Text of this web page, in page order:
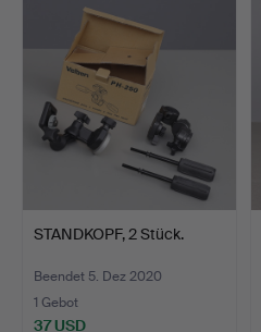
STANDKOPF, 2 Stück.
Beendet 5. Dez 2020
1 Gebot
37 USD